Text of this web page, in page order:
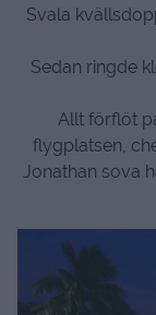
Svala
Sedan ringde
Allt förflöt
flygplatsen,
Jonathan sova